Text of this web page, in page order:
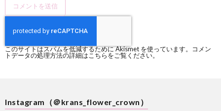
このサイトはスパムを低減するために Akismet を使っています。
コメン
トデータの処理方法の詳細はこちらをご覧ください。
Instagram（＠krans_flower_crown）